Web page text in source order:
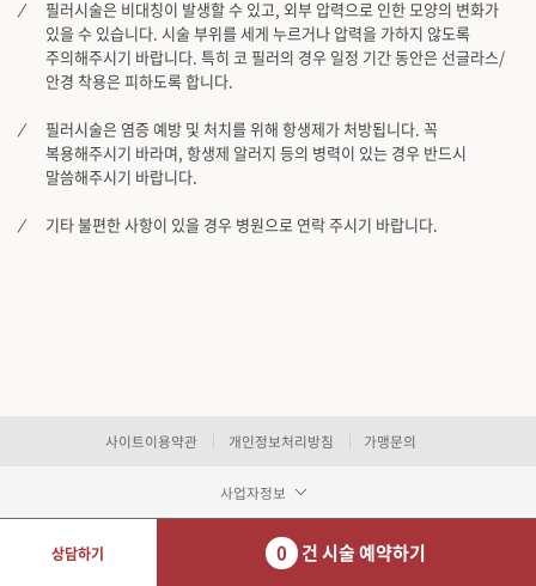
필러시술은 비대칭이 발생할 수 있고, 외부 압력으로 인한 모양의 변화가
있을 수 있습니다. 시술 부위를 세게 누르거나 압력을 가하지 않도록
주의해주시기 바랍니다. 특히 코 필러의 경우 일정 기간 동안은 선글라스/
안경 착용은 피하도록 합니다.
필러시술은 염증 예방 및 처치를 위해 항생제가 처방됩니다. 꼭
복용해주시기 바라며, 항생제 알러지 등의 병력이 있는 경우 반드시
말씀해주시기 바랍니다.
기타 불편한 사항이 있을 경우 병원으로 연락 주시기 바랍니다.
사이트이용약관 개인정보처리방침 가맹문의
사업자정보
상담하기 0 건 시술 예약하기